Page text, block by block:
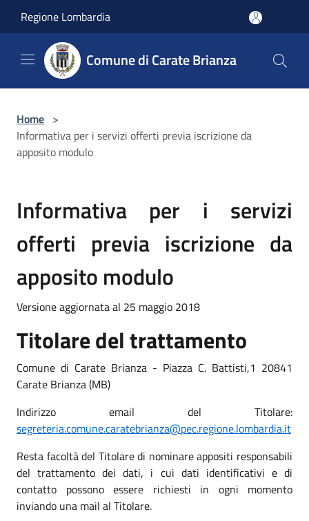
Regione Lombardia
Comune di Carate Brianza
Home >
Informativa per i servizi offerti previa iscrizione da
apposito modulo
Informativa per i servizi
offerti previa iscrizione da
apposito modulo
Versione aggiornata al 25 maggio 2018
Titolare del trattamento
Comune di Carate Brianza - Piazza C. Battisti,1 20841
Carate Brianza (MB)
Indirizzo email del Titolare:
segreteria.comune.caratebrianza@pec.regione.lombardia.it
Resta facoltà del Titolare di nominare appositi responsabili
del trattamento dei dati, i cui dati identificativi e di
contatto possono essere richiesti in ogni momento
inviando una mail al Titolare.